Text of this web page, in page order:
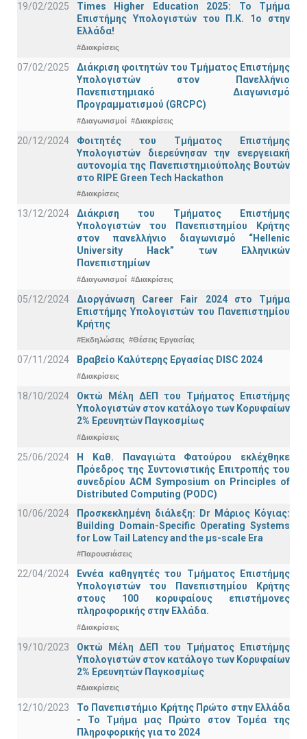
19/02/2025
Times Higher Education 2025: Το Τμήμα
Επιστήμης Υπολογιστών του Π.Κ. 1ο στην
Ελλάδα!
#Διακρίσεις
07/02/2025
Διάκριση φοιτητών του Τμήματος Επιστήμης
Υπολογιστών στον Πανελλήνιο
Πανεπιστημιακό Διαγωνισμό
Προγραμματισμού (GRCPC)
#Διαγωνισμοί #Διακρίσεις
20/12/2024
Φοιτητές του Τμήματος Επιστήμης
Υπολογιστών διερεύνησαν την ενεργειακή
αυτονομία της Πανεπιστημιούπολης Βουτών
στο RIPE Green Tech Hackathon
#Διακρίσεις
13/12/2024
Διάκριση του Τμήματος Επιστήμης
Υπολογιστών του Πανεπιστημίου Κρήτης
στον πανελλήνιο διαγωνισμό “Hellenic
University Hack” των Ελληνικών
Πανεπιστημίων
#Διαγωνισμοί #Διακρίσεις
05/12/2024
Διοργάνωση Career Fair 2024 στο Τμήμα
Επιστήμης Υπολογιστών του Πανεπιστημίου
Κρήτης
#Εκδηλώσεις #Θέσεις Εργασίας
07/11/2024 Βραβείο Καλύτερης Εργασίας DISC 2024
#Διακρίσεις
18/10/2024
Οκτώ Μέλη ΔΕΠ του Τμήματος Επιστήμης
Υπολογιστών στον κατάλογο των Κορυφαίων
2% Ερευνητών Παγκοσμίως
#Διακρίσεις
25/06/2024
Η Καθ. Παναγιώτα Φατούρου εκλέχθηκε
Πρόεδρος της Συντονιστικής Επιτροπής του
συνεδρίου ACM Symposium on Principles of
Distributed Computing (PODC)
10/06/2024
Προσκεκλημένη διάλεξη: Dr Μάριος Κόγιας:
Building Domain-Specific Operating Systems
for Low Tail Latency and the μs-scale Era
#Παρουσιάσεις
22/04/2024
Εννέα καθηγητές του Τμήματος Επιστήμης
Υπολογιστών του Πανεπιστημίου Κρήτης
στους 100 κορυφαίους επιστήμονες
πληροφορικής στην Ελλάδα.
#Διακρίσεις
19/10/2023
Οκτώ Μέλη ΔΕΠ του Τμήματος Επιστήμης
Υπολογιστών στον κατάλογο των Κορυφαίων
2% Ερευνητών Παγκοσμίως
#Διακρίσεις
12/10/2023
Το Πανεπιστήμιο Κρήτης Πρώτο στην Ελλάδα
- Το Τμήμα μας Πρώτο στον Τομέα της
Πληροφορικής για το 2024